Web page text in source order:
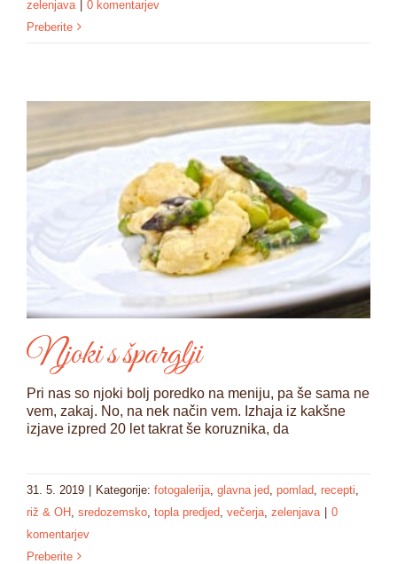
zelenjava
0 komentarjev
Preberite
Njoki s šparglji
Pri nas so njoki bolj poredko na meniju, pa še sama ne
vem, zakaj. No, na nek način vem. Izhaja iz kakšne
izjave izpred 20 let takrat še koruznika, da
31. 5. 2019 | Kategorije: fotogalerija glavna jed pomlad recepti
riž & OH sredozemsko topla predjed večerja zelenjava | 0
komentarjev
Preberite